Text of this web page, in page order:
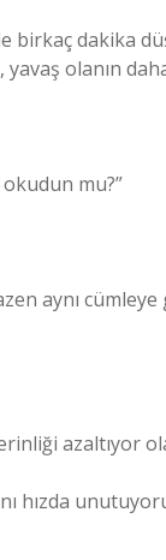
birkaç dakika
yavaş olanın
mu?”
aynı
azaltıyor
hızda